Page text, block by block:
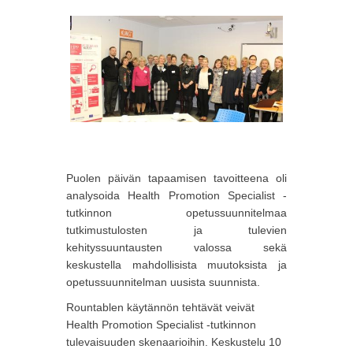
Puolen päivän tapaamisen tavoitteena oli
analysoida Health Promotion Specialist -
tutkinnon opetussuunnitelmaa
tutkimustulosten ja tulevien
kehityssuuntausten valossa sekä
keskustella mahdollisista muutoksista ja
opetussuunnitelman uusista suunnista.
Rountablen käytännön tehtävät veivät
Health Promotion Specialist -tutkinnon
tulevaisuuden skenaarioihin. Keskustelu 10